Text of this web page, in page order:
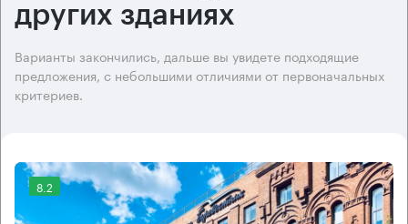
других зданиях
Варианты закончились, дальше вы увидете подходящие
предложения, с небольшими отличиями от первоначальных
критериев.
8.2